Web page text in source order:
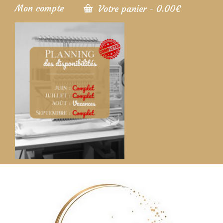
Mon compte Votre panier - 0.00€